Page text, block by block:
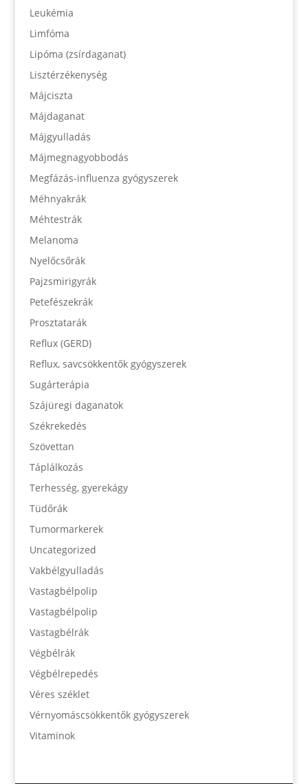
Leukémia
Limfóma
Lipóma (zsírdaganat)
Lisztérzékenység
Májciszta
Májdaganat
Májgyulladás
Májmegnagyobbodás
Megfázás-influenza gyógyszerek
Méhnyakrák
Méhtestrák
Melanoma
Nyelőcsőrák
Pajzsmirigyrák
Petefészekrák
Prosztatarák
Reflux (GERD)
Reflux, savcsökkentők gyógyszerek
Sugárterápia
Szájüregi daganatok
Székrekedés
Szövettan
Táplálkozás
Terhesség, gyerekágy
Tüdőrák
Tumormarkerek
Uncategorized
Vakbélgyulladás
Vastagbélpolip
Vastagbélpolip
Vastagbélrák
Végbélrák
Végbélrepedés
Véres széklet
Vérnyomáscsökkentők gyógyszerek
Vitaminok